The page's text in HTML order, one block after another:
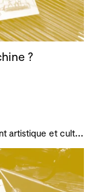
?
S
pectacle, Développement artistique et culturel des territoires, Actions culturelles, Atelier, master-class, parcours, B!ME 2024